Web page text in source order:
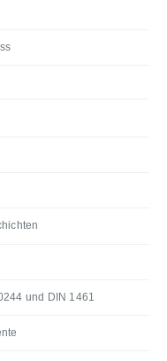
und DIN 1461